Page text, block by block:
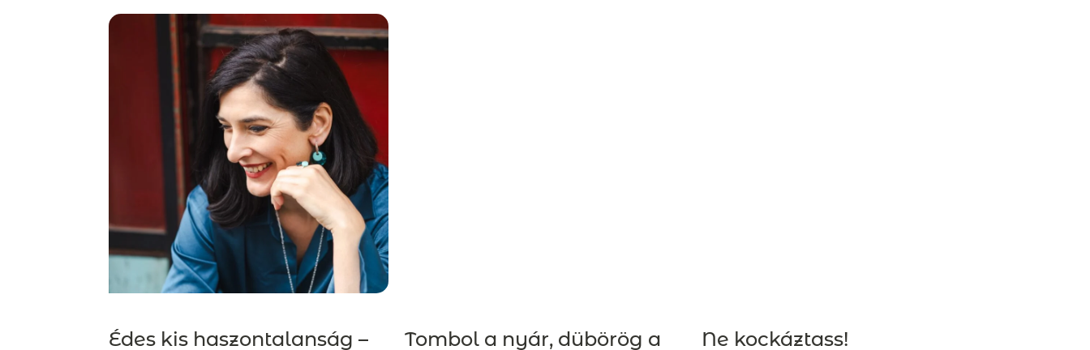
Édes kis haszontalanság – Tombol a nyár, dübörög a Ne kockáztass!